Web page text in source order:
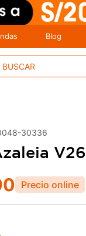
Blog
30336